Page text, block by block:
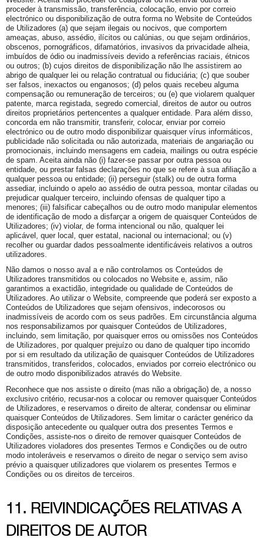
proceder à transmissão, transferência, colocação, envio por correio
electrónico ou disponibilização de outra forma no Website de Conteúdos
de Utilizadores (a) que sejam ilegais ou nocivos, que comportem
ameaças, abuso, assédio, ilícitos ou calúnias, ou que sejam ordinários,
obscenos, pornográficos, difamatórios, invasivos da privacidade alheia,
imbuídos de ódio ou inadmissíveis devido a referências raciais, étnicos
ou outros; (b) cujos direitos de disponibilização não lhe assistirem ao
abrigo de qualquer lei ou relação contratual ou fiduciária; (c) que souber
ser falsos, inexactos ou enganosos; (d) pelos quais recebeu alguma
compensação ou remuneração de terceiros; ou (e) que violarem qualquer
patente, marca registada, segredo comercial, direitos de autor ou outros
direitos proprietários pertencentes a qualquer entidade. Para além disso,
concorda em não transmitir, transferir, colocar, enviar por correio
electrónico ou de outro modo disponibilizar quaisquer vírus informáticos,
publicidade não solicitada ou não autorizada, materiais de angariação ou
promocionais, incluindo mensagens em cadeia, mailings ou outra espécie
de spam. Aceita ainda não (i) fazer-se passar por outra pessoa ou
entidade, ou prestar falsas declarações no que se refere à sua afiliação a
qualquer pessoa ou entidade; (ii) perseguir (stalk) ou de outra forma
assediar, incluindo o apelo ao assédio de outra pessoa, montar ciladas ou
prejudicar qualquer terceiro, incluindo ofensas de qualquer tipo a
menores; (iii) falsificar cabeçalhos ou de outro modo manipular elementos
de identificação de modo a disfarçar a origem de quaisquer Conteúdos de
Utilizadores; (iv) violar, de forma intencional ou não, qualquer lei
aplicável, quer local, quer estatal, nacional ou internacional; ou (v)
recolher ou guardar dados pessoalmente identificáveis relativos a outros
utilizadores.
Não damos o nosso aval a e não controlamos os Conteúdos de
Utilizadores transmitidos ou colocados no Website e, assim, não
garantimos a exactidão, integridade ou qualidade de Conteúdos de
Utilizadores. Ao utilizar o Website, compreende que poderá ser exposto a
Conteúdos de Utilizadores que sejam ofensivos, indecorosos ou
inadmissíveis de acordo com os seus padrões. Em circunstância alguma
nos responsabilizamos por quaisquer Conteúdos de Utilizadores,
incluindo, sem limitação, por quaisquer erros ou omissões nos Conteúdos
de Utilizadores, por qualquer prejuízo ou dano de qualquer tipo incorrido
por si em resultado da utilização de quaisquer Conteúdos de Utilizadores
transmitidos, transferidos, colocados, enviados por correio electrónico ou
de outro modo disponibilizados através do Website.
Reconhece que nos assiste o direito (mas não a obrigação) de, a nosso
exclusivo critério, recusar-nos a colocar ou remover quaisquer Conteúdos
de Utilizadores, e reservamos o direito de alterar, condensar ou eliminar
quaisquer Conteúdos de Utilizadores. Sem limitar o carácter genérico da
disposição antecedente ou qualquer outra dos presentes Termos e
Condições, assiste-nos o direito de remover quaisquer Conteúdos de
Utilizadores violadores dos presentes Termos e Condições ou de outro
modo intoleráveis e reservamos o direito de negar o serviço sem aviso
prévio a quaisquer utilizadores que violarem os presentes Termos e
Condições ou os direitos de terceiros.
11. REIVINDICAÇÕES RELATIVAS A
DIREITOS DE AUTOR